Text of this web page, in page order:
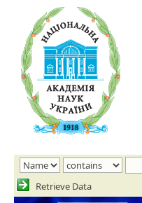
Retrieve Data